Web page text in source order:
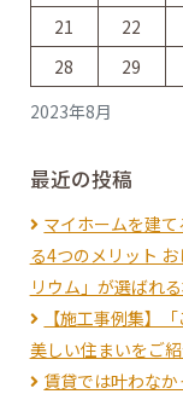
2023年8月
21
22
28
29
最近の投稿
マイホームを建
る4つのメリット
リウム」が選ばれ
【施工事例集】
美しい住まいをご
賃貸では叶わな